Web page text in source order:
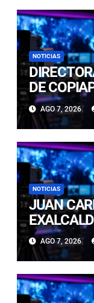
NOTICIAS
DE
FINAL
AGO 7, 2026
NOTICIAS
JUAN
CÁRCEL
AGO 7, 2026